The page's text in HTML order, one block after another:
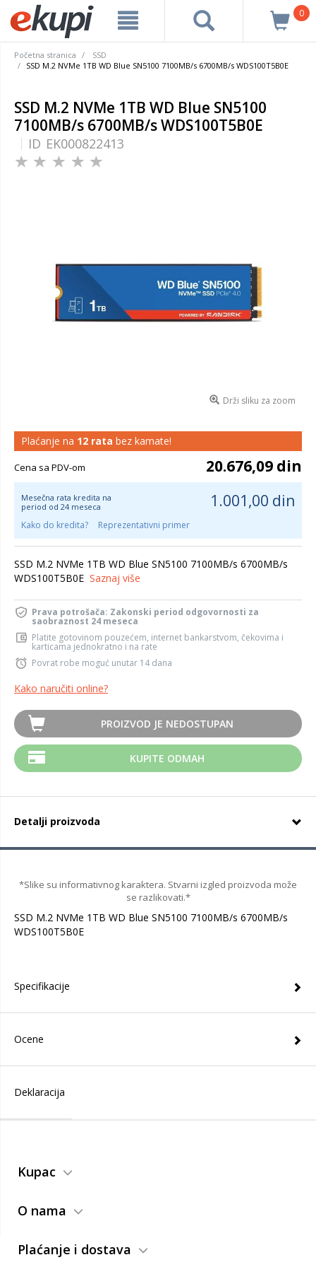
0
Početna stranica
SSD
SSD M.2 NVMe 1TB WD Blue SN5100 7100MB/s 6700MB/s WDS100T5B0E
SSD M.2 NVMe 1TB WD Blue SN5100
7100MB/s 6700MB/s WDS100T5B0E
ID EK000822413
Drži sliku za zoom
Plaćanje na 12 rata bez kamate!
Cena sa PDV-om 20.676,09 din
Mesečna rata kredita na
period od 24 meseca
1.001,00 din
Kako do kredita? Reprezentativni primer
SSD M.2 NVMe 1TB WD Blue SN5100 7100MB/s 6700MB/s
WDS100T5B0E Saznaj više
Prava potrošača: Zakonski period odgovornosti za
saobraznost 24 meseca
Platite gotovinom pouzećem, internet bankarstvom, čekovima i
karticama jednokratno i na rate
Povrat robe moguć unutar 14 dana
Kako naručiti online?
PROIZVOD JE NEDOSTUPAN
KUPITE ODMAH
Detalji proizvoda
*Slike su informativnog karaktera. Stvarni izgled proizvoda može
se razlikovati.*
SSD M.2 NVMe 1TB WD Blue SN5100 7100MB/s 6700MB/s
WDS100T5B0E
Specifikacije
Ocene
Deklaracija
Kupac
O nama
Plaćanje i dostava